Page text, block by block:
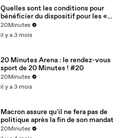
Quelles sont les conditions pour
bénéficier du dispositif pour les «
20Minutes
il y a 3 mois
20 Minutes Arena : le rendez-vous
sport de 20 Minutes ! #20
20Minutes
il y a 3 mois
Macron assure qu'il ne fera pas de
politique après la fin de son mandat
20Minutes